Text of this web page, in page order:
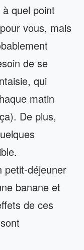
quel point
vous, mais
de se
qui
matin
De plus,
petit-déjeuner
banane et
de ces